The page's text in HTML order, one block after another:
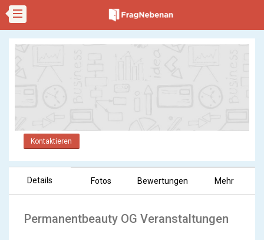
Kontaktieren
Details Fotos Bewertungen Mehr
Permanentbeauty OG Veranstaltungen